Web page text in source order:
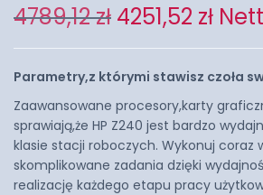
4789,12zł 4251,52 zł
Parametry,z którymi stawisz czoła
Zaawansowane procesory,karty
sprawiają,że HP Z240 jest bardzo
klasie stacji roboczych. Wykonuj coraz
skomplikowane zadania dzięki
realizację każdego etapu pracy